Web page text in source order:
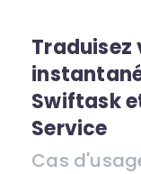
Traduisez
Swiftask
Service
Cas